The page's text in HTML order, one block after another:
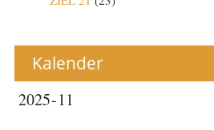
Kalender